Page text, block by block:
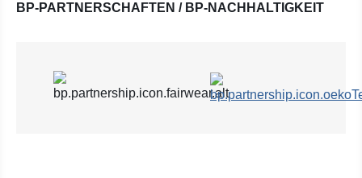
BP-PARTNERSCHAFTEN / BP-NACHHALTIGKEIT